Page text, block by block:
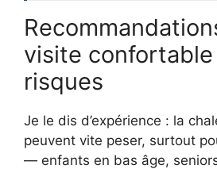
visite
risques
Je le dis d’expérience : la
peuvent vite peser, surtout
— enfants en bas âge,